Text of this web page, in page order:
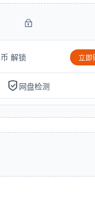
解锁 立即
网盘检测